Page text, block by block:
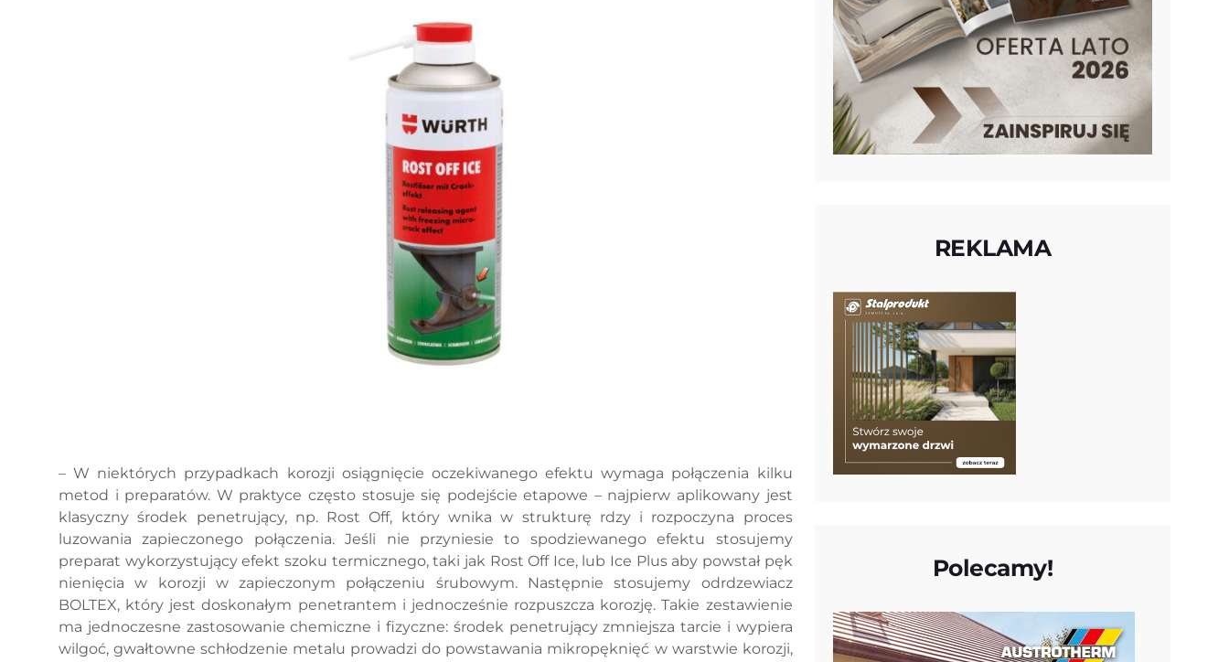
– W niektórych przypadkach korozji osiągnięcie oczekiwanego efektu wymaga połączenia kilku
metod i preparatów. W praktyce często stosuje się podejście etapowe – najpierw aplikowany jest
klasyczny środek penetrujący, np. Rost Off, który wnika w strukturę rdzy i rozpoczyna proces
luzowania zapieczonego połączenia. Jeśli nie przyniesie to spodziewanego efektu stosujemy
preparat wykorzystujący efekt szoku termicznego, taki jak Rost Off Ice, lub Ice Plus aby powstał pęk
nienięcia w korozji w zapieczonym połączeniu śrubowym. Następnie stosujemy odrdzewiacz
BOLTEX, który jest doskonałym penetrantem i jednocześnie rozpuszcza korozję. Takie zestawienie
ma jednoczesne zastosowanie chemiczne i fizyczne: środek penetrujący zmniejsza tarcie i wypiera
wilgoć, gwałtowne schłodzenie metalu prowadzi do powstawania mikropęknięć w warstwie korozji,
REKLAMA
Polecamy!